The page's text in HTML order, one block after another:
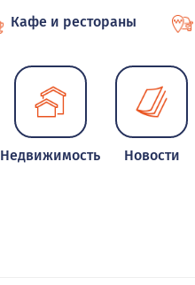
Кафе и рестораны
Недвижимость Новости